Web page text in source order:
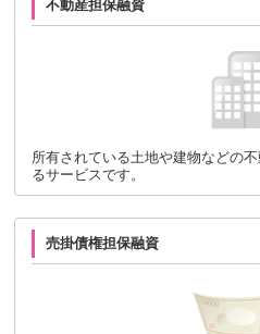
不動産担保融資
所有されている土地や建物などの
るサービスです。
売掛債権担保融資